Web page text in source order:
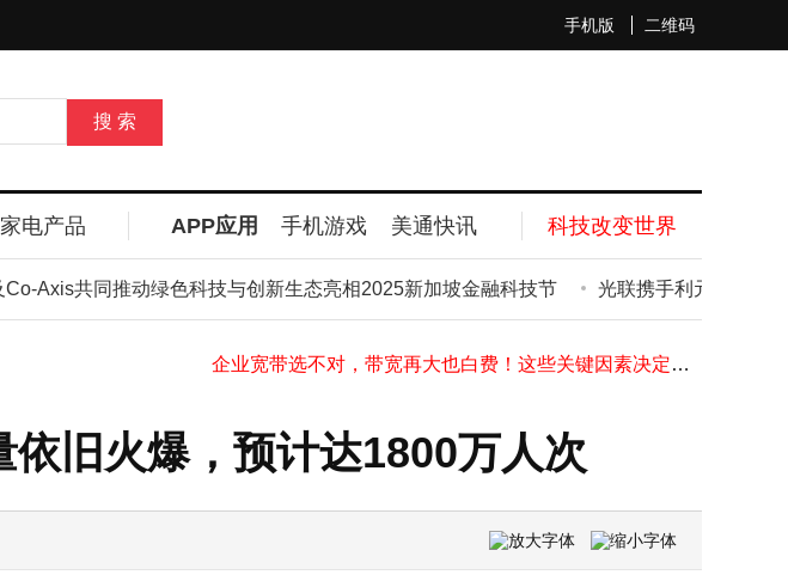
手机版 二维码
家电产品 APP应用 手机游戏 美通快讯 科技改变世界
共同推动绿色科技与创新生态亮相2025新加坡金融科技节 光联携手利元亨，共话
企业禁用无线网卡攻略：三种方法详解，第二种助企业高效管控风险
中国移动北斗短信升级：突破限制，开启极端环境多媒体通信新篇
中国电信AI赋能6G发展：创新技术引领通信变革，拓展产业融合新路径
山海星耀攻克超低轨难题，以硬核技术逐梦空天新蓝海
量子安全网络新突破：CV-QKD可插拔模块开启高效规模化部署新篇
物联网防逆流方案：10秒动态调节，光伏发电余电不上网更高效
旧火爆，预计达1800万人次